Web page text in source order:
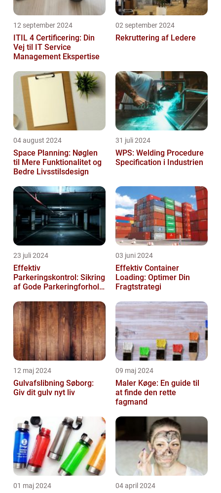
12 september 2024
ITIL 4 Certificering: Din
Vej til IT Service
Management Ekspertise
02 september 2024
Rekruttering af Ledere
04 august 2024
Space Planning: Nøglen
til Mere Funktionalitet og
Bedre Livsstilsdesign
31 juli 2024
WPS: Welding Procedure
Specification i Industrien
23 juli 2024
Effektiv
Parkeringskontrol: Sikring
af Gode Parkeringforhold
03 juni 2024
Effektiv Container
Loading: Optimer Din
Fragtstrategi
12 maj 2024
Gulvafslibning Søborg:
Giv dit gulv nyt liv
09 maj 2024
Maler Køge: En guide til
at finde den rette
fagmand
01 maj 2024 04 april 2024